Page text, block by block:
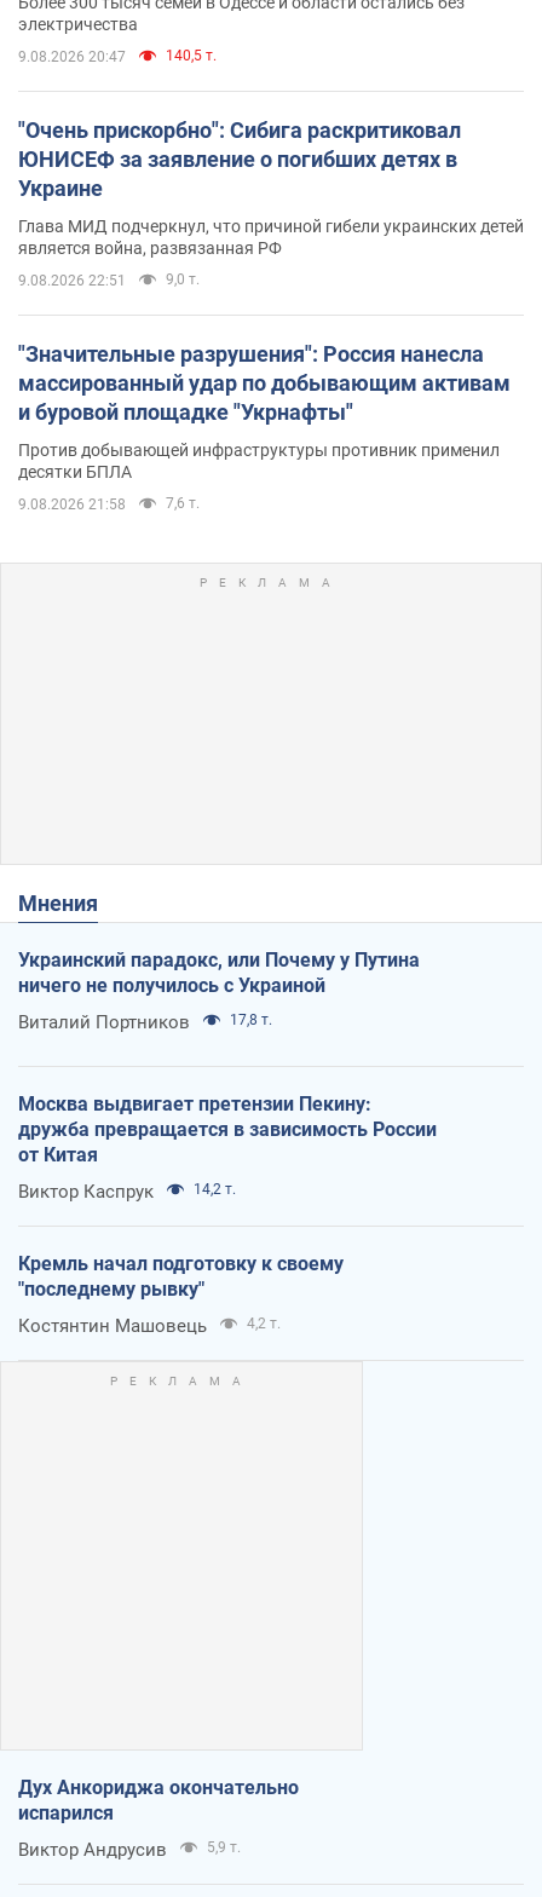
электричества
9.08.2026 20:47 140,5 т.
"Очень прискорбно": Сибига раскритиковал
ЮНИСЕФ за заявление о погибших детях в
Украине
Глава МИД подчеркнул, что причиной гибели украинских детей
является война, развязанная РФ
9.08.2026 22:51 9,0 т.
"Значительные разрушения": Россия нанесла
массированный удар по добывающим активам
и буровой площадке "Укрнафты"
Против добывающей инфраструктуры противник применил
десятки БПЛА
9.08.2026 21:58 7,6 т.
Мнения
Украинский парадокс, или Почему у Путина
ничего не получилось с Украиной
Виталий Портников 17,8 т.
Москва выдвигает претензии Пекину:
дружба превращается в зависимость России
от Китая
Виктор Каспрук 14,2 т.
Кремль начал подготовку к своему
"последнему рывку"
Костянтин Машовець 4,2 т.
Дух Анкориджа окончательно
испарился
Виктор Андрусив 5,9 т.